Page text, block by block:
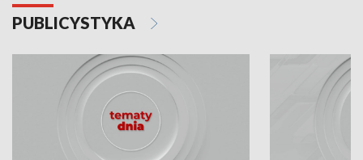
PUBLICYSTYKA